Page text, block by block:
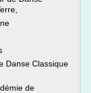
Danse Classique
de